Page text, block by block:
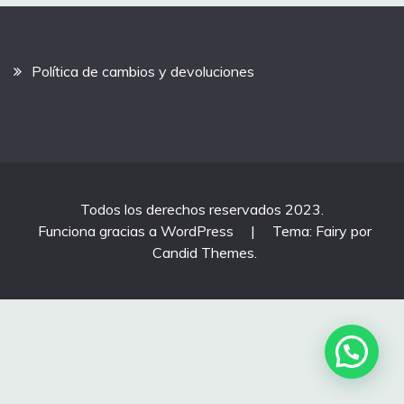
Política de cambios y devoluciones
Todos los derechos reservados 2023.
Funciona gracias a WordPress
|
Tema: Fairy por
Candid Themes